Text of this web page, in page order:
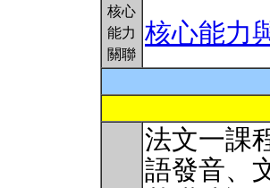
核心
能力
關聯
核心能力
法文一課
語發音、